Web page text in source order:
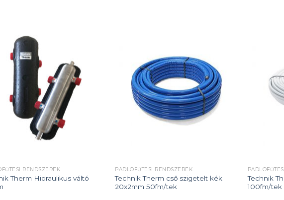
wishlist
RENDSZEREK
Therm Hidraulikus váltó
wishlist
PADLÓFŰTÉSI RENDSZEREK
Technik Therm cső szigetelt kék
20x2mm 50fm/tek
Technik
100fm/tek